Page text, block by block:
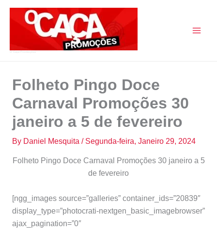
Folheto Pingo Doce
Carnaval Promoções 30
janeiro a 5 de fevereiro
By Daniel Mesquita / Segunda-feira, Janeiro 29, 2024
Folheto Pingo Doce Carnaval Promoções 30 janeiro a 5
de fevereiro
[ngg_images source=”galleries” container_ids=”20839″
display_type=”photocrati-nextgen_basic_imagebrowser”
ajax_pagination=”0″